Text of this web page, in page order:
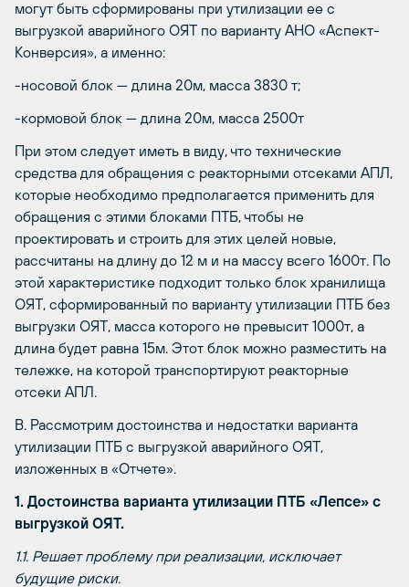
могут быть сформированы при утилизации ее с
выгрузкой аварийного ОЯТ по варианту АНО «Аспект-
Конверсия», а именно:
-носовой блок — длина 20м, масса 3830 т;
-кормовой блок — длина 20м, масса 2500т
При этом следует иметь в виду, что технические
средства для обращения с реакторными отсеками АПЛ,
которые необходимо предполагается применить для
обращения с этими блоками ПТБ, чтобы не
проектировать и строить для этих целей новые,
рассчитаны на длину до 12 м и на массу всего 1600т. По
этой характеристике подходит только блок хранилища
ОЯТ, сформированный по варианту утилизации ПТБ без
выгрузки ОЯТ, масса которого не превысит 1000т, а
длина будет равна 15м. Этот блок можно разместить на
тележке, на которой транспортируют реакторные
отсеки АПЛ.
В. Рассмотрим достоинства и недостатки варианта
утилизации ПТБ с выгрузкой аварийного ОЯТ,
изложенных в «Отчете».
1. Достоинства варианта утилизации ПТБ «Лепсе» с
выгрузкой ОЯТ.
1.1. Решает проблему при реализации, исключает
будущие риски.